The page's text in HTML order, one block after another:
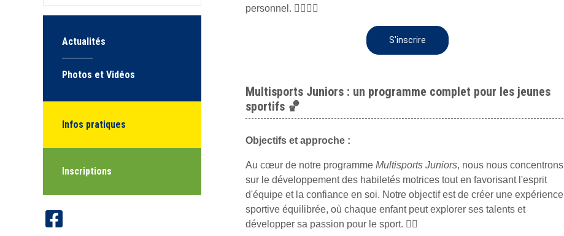
Actualités
Photos et Vidéos
Infos pratiques
Inscriptions
personnel. 🚴‍♂️🤹‍♂️
S'inscrire
Multisports Juniors : un programme complet pour les jeunes
sportifs 🏀
Objectifs et approche :
Au cœur de notre programme Multisports Juniors, nous nous concentrons
sur le développement des habiletés motrices tout en favorisant l'esprit
d'équipe et la confiance en soi. Notre objectif est de créer une expérience
sportive équilibrée, où chaque enfant peut explorer ses talents et
développer sa passion pour le sport. 🤾‍♀️